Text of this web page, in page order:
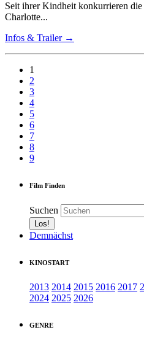
Seit ihrer Kindheit konkurrieren
Charlotte...
Infos & Trailer →
1
2
3
4
5
6
7
8
9
Film Finden
Suchen
Demnächst
KINOSTART
2013 2014 2015 2016 2017
2024 2025 2026
GENRE